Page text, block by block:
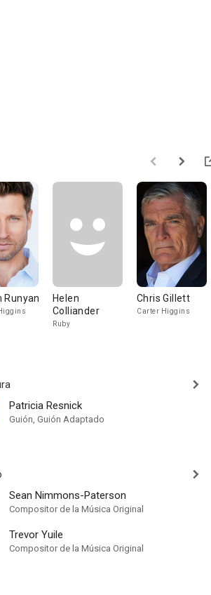
Runyan
Helen
Colliander
Ruby
Chris Gillett
Carter Higgins
Patricia Resnick
Guión, Guión Adaptado
Sean Nimmons-Paterson
Compositor de la Música Original
Trevor Yuile
Compositor de la Música Original